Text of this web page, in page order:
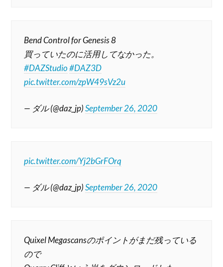
Bend Control for Genesis 8
買っていたのに活用してなかった。
#DAZStudio #DAZ3D
pic.twitter.com/zpW49sVz2u
— ダル (@daz_jp)September 26, 2020
pic.twitter.com/Yj2bGrFOrq
— ダル (@daz_jp)September 26, 2020
Quixel Megascansのポイントがまだ残っている
ので